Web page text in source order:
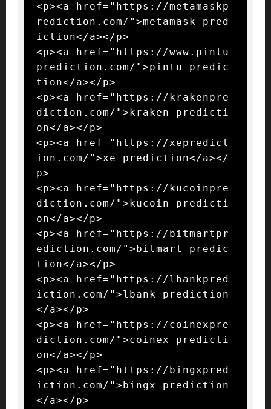
<p><a href="https://metamaskp
rediction.com/">metamask pred
iction</a></p>
<p><a href="https://www.pintu
prediction.com/">pintu predic
tion</a></p>
<p><a href="https://krakenpre
diction.com/">kraken predicti
on</a></p>
<p><a href="https://xepredict
ion.com/">xe prediction</a></
p>
<p><a href="https://kucoinpre
diction.com/">kucoin predicti
on</a></p>
<p><a href="https://bitmartpr
ediction.com/">bitmart predic
tion</a></p>
<p><a href="https://lbankpred
iction.com/">lbank prediction
</a></p>
<p><a href="https://coinexpre
diction.com/">coinex predicti
on</a></p>
<p><a href="https://bingxpred
iction.com/">bingx prediction
</a></p>